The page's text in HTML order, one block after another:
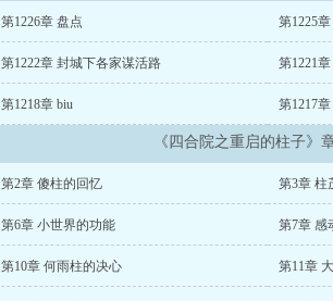
第1226章 盘点 第1225
第1222章 封城下各家谋活路 第1221
第1218章 biu 第1217
《四合院之重启的柱子》
第2章 傻柱的回忆 第3章 柱
第6章 小世界的功能 第7章 感
第10章 何雨柱的决心 第11章